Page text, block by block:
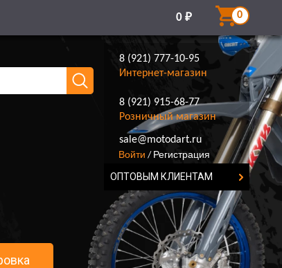
0 ₽ 0
8 (921) 777-10-95
Интернет-магазин
8 (921) 915-68-77
Розничный магазин
8 (921) 777-10-95
sale@motodart.ru
Войти / Регистрация
ОПТОВЫМ КЛИЕНТАМ